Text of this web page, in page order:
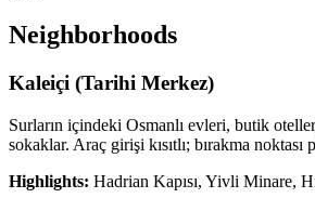
Neighborhoods
Kaleiçi (Tarihi Merkez)
Surların içindeki Osmanlı evleri, butik
sokaklar. Araç girişi kısıtlı; bırakma noktası
Highlights: Hadrian Kapısı, Yivli Minare,